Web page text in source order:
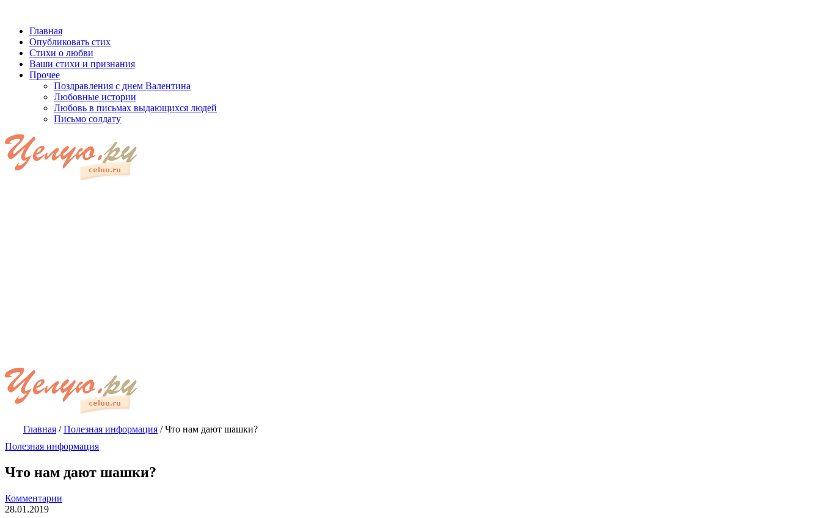
Главная
Опубликовать стих
Стихи о любви
Ваши стихи и признания
Прочее
Поздравления с днем Валентина
Любовные истории
Любовь в письмах выдающихся людей
Письмо солдату
Главная /Полезная информация /Что нам дают шашки?
Полезная информация
Что нам дают шашки?
Комментарии
28.01.2019